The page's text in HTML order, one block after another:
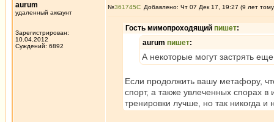
aurum
удаленный аккаунт
Зарегистрирован:
10.04.2012
Суждений: 6892
№361745 Добавлено: Чт 07 Дек 17, 19:27 (9 лет
Гость мимопроходящий пишет:
aurum пишет:
А некоторые могут застрять
Если продолжить вашу метафору,
спорт, а также увлеченных спорах
тренировки лучше, но так никогда и